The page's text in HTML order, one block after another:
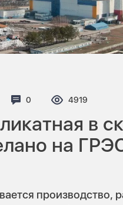
Комментариев:
0 Просмотров:
4919
в
на
производство,